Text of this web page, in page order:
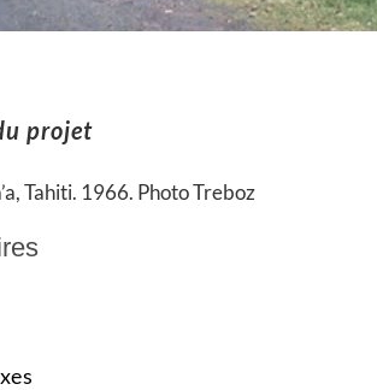
projet
Tahiti. 1966. Photo Treboz